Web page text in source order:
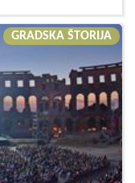
GRADSKA ŠTORIJA